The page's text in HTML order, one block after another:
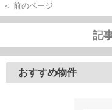
＜ 前のページ
記
おすすめ物件